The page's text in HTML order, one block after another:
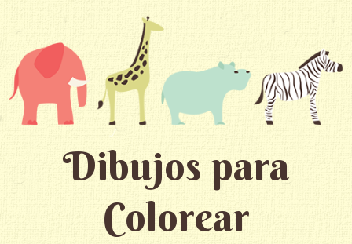
Dibujos para
Colorear